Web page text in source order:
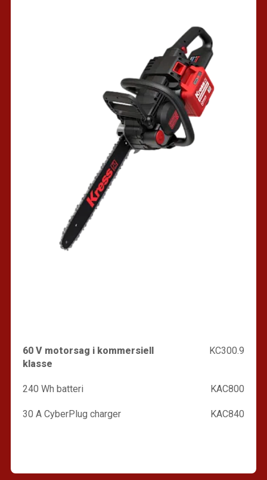
60 V motorsag i kommersiell
klasse
KC300.9
240 Wh batteri KAC800
30 A CyberPlug charger KAC840